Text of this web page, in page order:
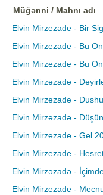
Müğənni / Mahnı adı
Elvin Mirzezade - Bir
Elvin Mirzezade - Bu
Elvin Mirzezade - Bu
Elvin Mirzəzadə -
Elvin Mirzezade -
Elvin Mirzəzadə -
Elvin Mirzezade - Gel
Elvin Mirzezade -
Elvin Mirzəzadə -
Elvin Mirzezade -